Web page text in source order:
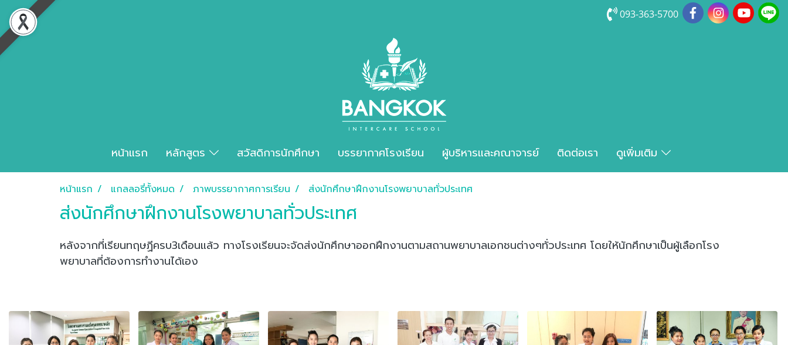
093-363-5700
หน้าแรก หลักสูตร สวัสดิการนักศึกษา บรรยากาศโรงเรียน ผู้บริหารและคณาจารย์ ติดต่อเรา ดูเพิ่มเติม
หน้าแรก แกลลอรี่ทั้งหมด ภาพบรรยากาศการเรียน ส่งนักศึกษาฝึกงานโรงพยาบาลทั่วประเทศ
ส่งนักศึกษาฝึกงานโรงพยาบาลทั่วประเทศ
หลังจากที่เรียนทฤษฏีครบ3เดือนแล้ว ทางโรงเรียนจะจัดส่งนักศึกษาออกฝึกงานตามสถานพยาบาลเอกชนต่างๆทั่วประเทศ โดยให้นักศึกษาเป็นผู้เลือกโรง
พยาบาลที่ต้องการทำงานได้เอง